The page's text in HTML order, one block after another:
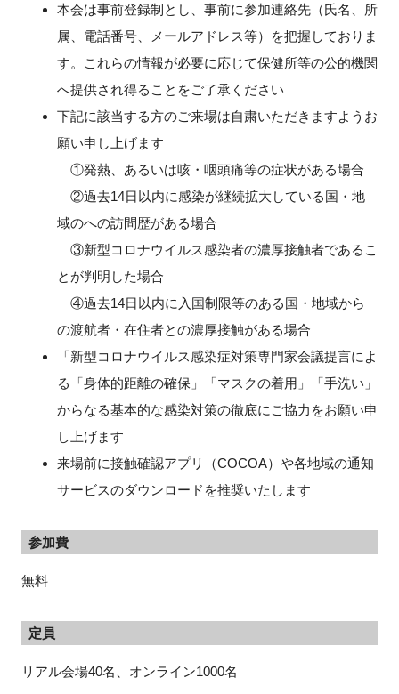
本会は事前登録制とし、事前に参加連絡先（氏名、所
属、電話番号、メールアドレス等）を把握しておりま
す。これらの情報が必要に応じて保健所等の公的機関
へ提供され得ることをご了承ください
下記に該当する方のご来場は自粛いただきますようお
願い申し上げます
①発熱、あるいは咳・咽頭痛等の症状がある場合
②過去14日以内に感染が継続拡大している国・地
域のへの訪問歴がある場合
③新型コロナウイルス感染者の濃厚接触者であるこ
とが判明した場合
④過去14日以内に入国制限等のある国・地域から
の渡航者・在住者との濃厚接触がある場合
「新型コロナウイルス感染症対策専門家会議提言によ
る「身体的距離の確保」「マスクの着用」「手洗い」
からなる基本的な感染対策の徹底にご協力をお願い申
し上げます
来場前に接触確認アプリ（COCOA）や各地域の通知
サービスのダウンロードを推奨いたします
参加費
無料
定員
リアル会場40名、オンライン1000名